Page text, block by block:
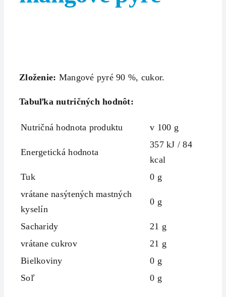
Zloženie: Mangové pyré 90 %, cukor.
Tabuľka nutričných hodnôt:
Nutričná hodnota produktu v 100 g
Energetická hodnota
357 kJ / 84
kcal
Tuk
0 g
vrátane nasýtených mastných
kyselín
0 g
Sacharidy
21 g
vrátane cukrov
21 g
Bielkoviny
0 g
Soľ
0 g